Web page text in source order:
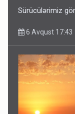
Sürücülərimiz
6 Avqust 17:43